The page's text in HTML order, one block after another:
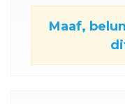
Maaf,